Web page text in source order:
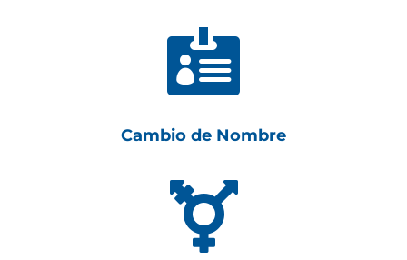

Cambio de Nombre
